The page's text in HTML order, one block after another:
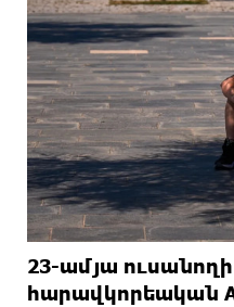
23-ամյա
հարավկորեական